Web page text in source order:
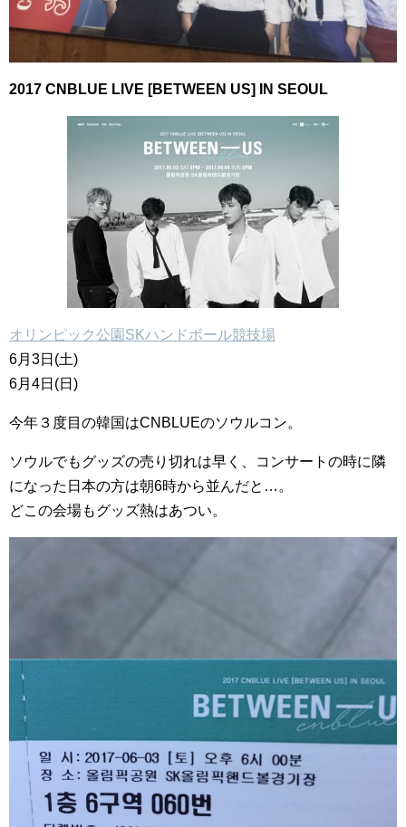
2017 CNBLUE LIVE [BETWEEN US] IN SEOUL
オリンピック公園SKハンドボール競技場
6月3日(土)
6月4日(日)
今年３度目の韓国はCNBLUEのソウルコン。
ソウルでもグッズの売り切れは早く、コンサートの時に隣
になった日本の方は朝6時から並んだと…。
どこの会場もグッズ熱はあつい。